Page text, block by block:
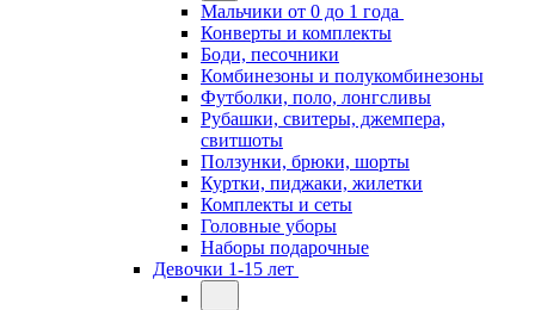
Мальчики от 0 до 1 года
Конверты и комплекты
Боди, песочники
Комбинезоны и полукомбинезоны
Футболки, поло, лонгсливы
Рубашки, свитеры, джемпера,
свитшоты
Ползунки, брюки, шорты
Куртки, пиджаки, жилетки
Комплекты и сеты
Головные уборы
Наборы подарочные
Девочки 1-15 лет